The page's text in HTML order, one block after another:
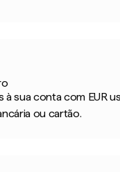
sua conta com EUR
ou cartão.